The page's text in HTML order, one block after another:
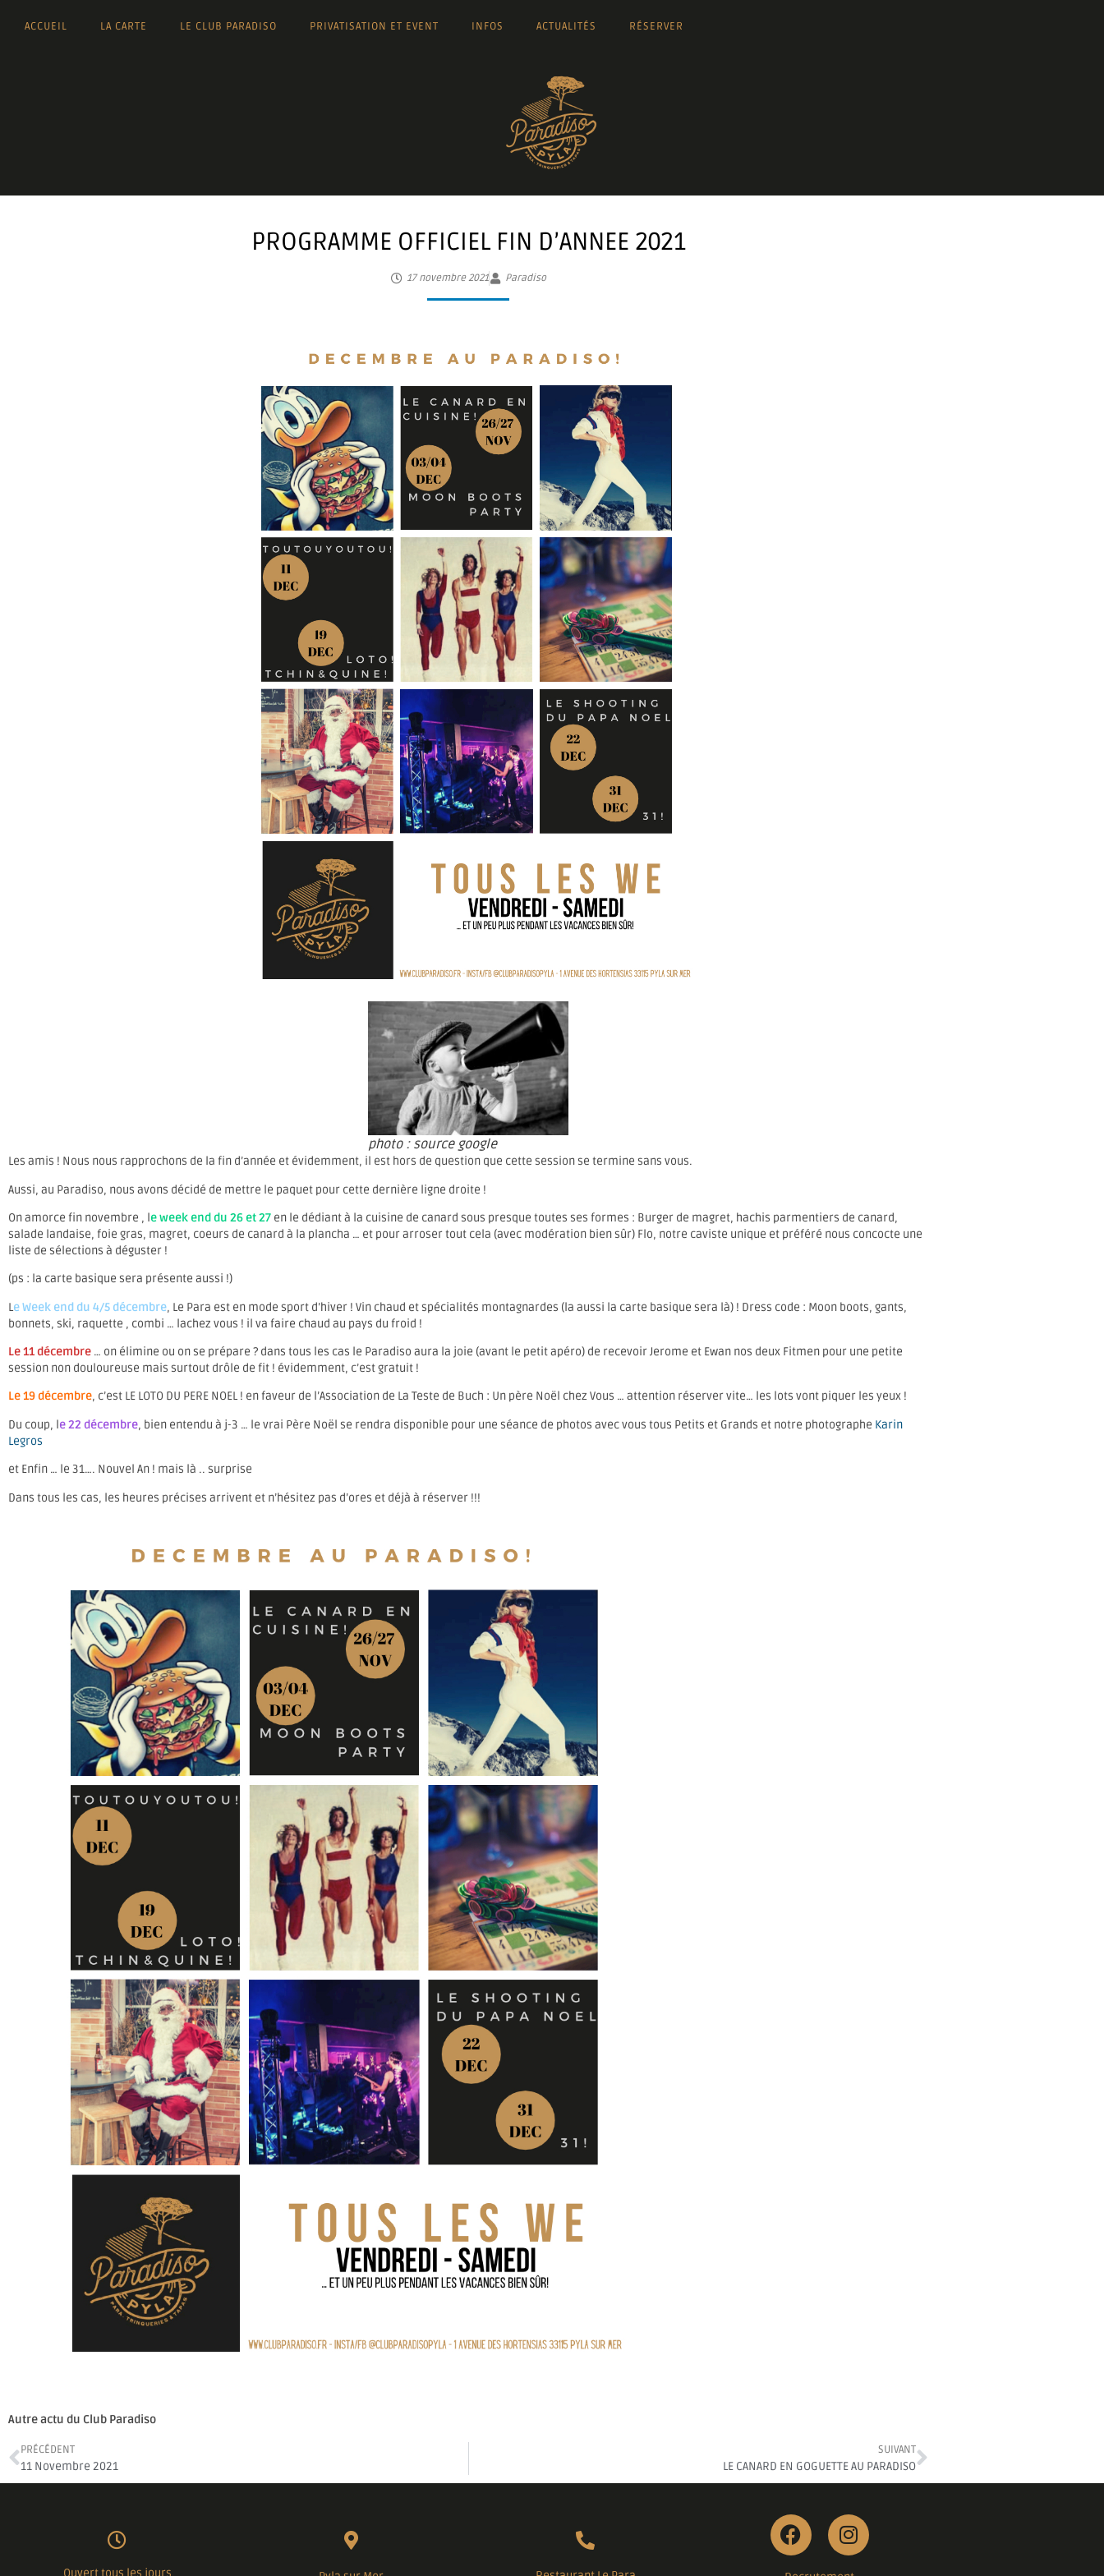
ACCUEIL LA CARTE LE CLUB PARADISO PRIVATISATION ET EVENT INFOS ACTUALITÉS RÉSERVER
PROGRAMME OFFICIEL FIN D’ANNEE 2021
17 novembre 2021 Paradiso
photo : source google
Les amis ! Nous nous rapprochons de la fin d’année et évidemment, il est hors de question que cette session se termine sans vous.
Aussi, au Paradiso, nous avons décidé de mettre le paquet pour cette dernière ligne droite !
On amorce fin novembre , le week end du 26 et 27 en le dédiant à la cuisine de canard sous presque toutes ses formes : Burger de magret, hachis parmentiers de canard,
salade landaise, foie gras, magret, coeurs de canard à la plancha … et pour arroser tout cela (avec modération bien sûr) Flo, notre caviste unique et préféré nous concocte une
liste de sélections à déguster !
(ps : la carte basique sera présente aussi !)
Le Week end du 4/5 décembre, Le Para est en mode sport d’hiver ! Vin chaud et spécialités montagnardes (la aussi la carte basique sera là) ! Dress code : Moon boots, gants,
bonnets, ski, raquette , combi … lachez vous ! il va faire chaud au pays du froid !
Le 11 décembre … on élimine ou on se prépare ? dans tous les cas le Paradiso aura la joie (avant le petit apéro) de recevoir Jerome et Ewan nos deux Fitmen pour une petite
session non douloureuse mais surtout drôle de fit ! évidemment, c’est gratuit !
Le 19 décembre, c’est LE LOTO DU PERE NOEL ! en faveur de l’Association de La Teste de Buch : Un père Noël chez Vous … attention réserver vite… les lots vont piquer les yeux !
Du coup, le 22 décembre, bien entendu à j-3 … le vrai Père Noël se rendra disponible pour une séance de photos avec vous tous Petits et Grands et notre photographe Karin
Legros
et Enfin … le 31…. Nouvel An ! mais là .. surprise
Dans tous les cas, les heures précises arrivent et n’hésitez pas d’ores et déjà à réserver !!!
Autre actu du Club Paradiso
PRÉCÉDENT
11 Novembre 2021
SUIVANT
LE CANARD EN GOGUETTE AU PARADISO
Ouvert tous les jours